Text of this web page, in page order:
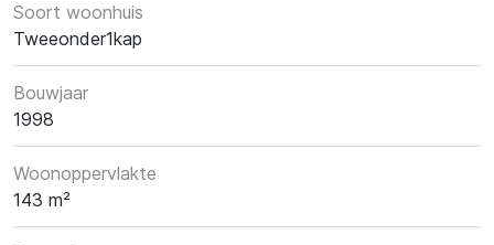
Soort woonhuis
Tweeonder1kap
Bouwjaar
1998
Woonoppervlakte
143 m²